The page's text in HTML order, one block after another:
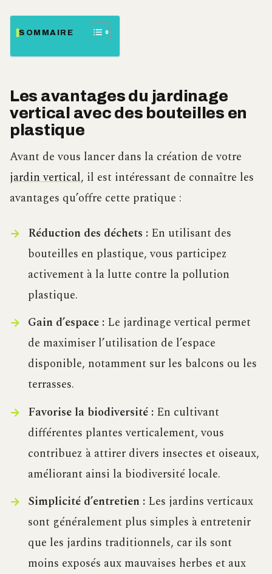
SOMMAIRE
Les avantages du jardinage
vertical avec des bouteilles en
plastique
Avant de vous lancer dans la création de votre
jardin vertical, il est intéressant de connaître les
avantages qu’offre cette pratique :
Réduction des déchets :En utilisant des
bouteilles en plastique, vous participez
activement à la lutte contre la pollution
plastique.
Gain d’espace :Le jardinage vertical permet
de maximiser l’utilisation de l’espace
disponible, notamment sur les balcons ou les
terrasses.
Favorise la biodiversité :En cultivant
différentes plantes verticalement, vous
contribuez à attirer divers insectes et oiseaux,
améliorant ainsi la biodiversité locale.
Simplicité d’entretien :Les jardins verticaux
sont généralement plus simples à entretenir
que les jardins traditionnels, car ils sont
moins exposés aux mauvaises herbes et aux